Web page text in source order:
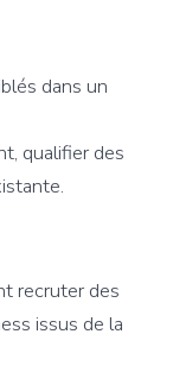
dans un
qualifier des
recruter des
issus de la